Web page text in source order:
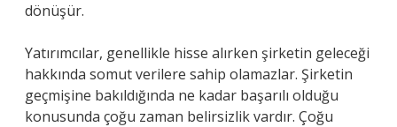
dönüşür.
Yatırımcılar, genellikle hisse alırken şirketin geleceği
hakkında somut verilere sahip olamazlar. Şirketin
geçmişine bakıldığında ne kadar başarılı olduğu
konusunda çoğu zaman belirsizlik vardır. Çoğu